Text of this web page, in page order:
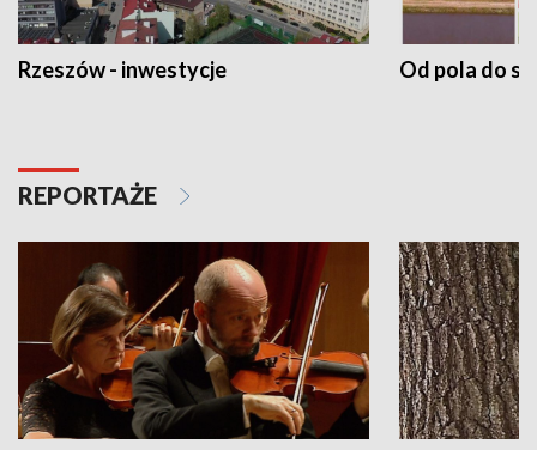
Rzeszów - inwestycje Od pola do
REPORTAŻE